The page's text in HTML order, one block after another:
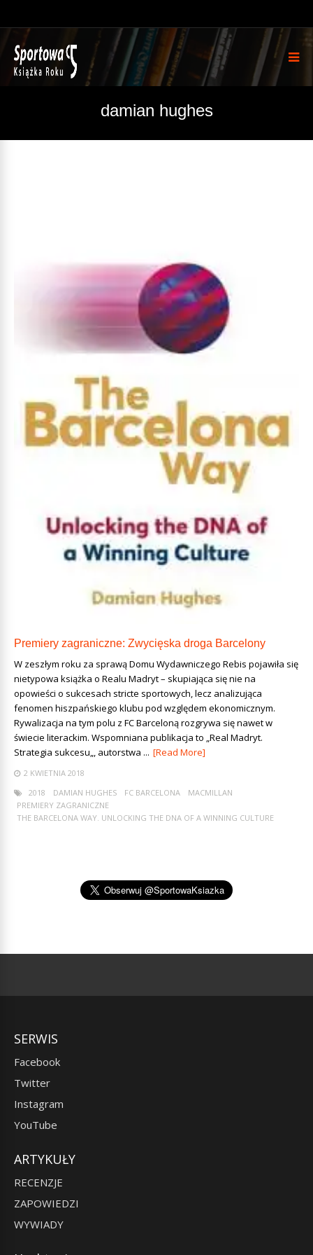
damian hughes
Premiery zagraniczne: Zwycięska droga Barcelony
W zeszłym roku za sprawą Domu Wydawniczego Rebis pojawiła się
nietypowa książka o Realu Madryt – skupiająca się nie na
opowieści o sukcesach stricte sportowych, lecz analizująca
fenomen hiszpańskiego klubu pod względem ekonomicznym.
Rywalizacja na tym polu z FC Barceloną rozgrywa się nawet w
świecie literackim. Wspomniana publikacja to „Real Madryt.
Strategia sukcesu„, autorstwa ... [Read More]
2 KWIETNIA 2018
2018
DAMIAN HUGHES FC BARCELONA
MACMILLAN
PREMIERY ZAGRANICZNE
THE BARCELONA WAY. UNLOCKING THE DNA OF A WINNING CULTURE
SERWIS
Facebook
Twitter
Instagram
YouTube
ARTYKUŁY
RECENZJE
ZAPOWIEDZI
WYWIADY